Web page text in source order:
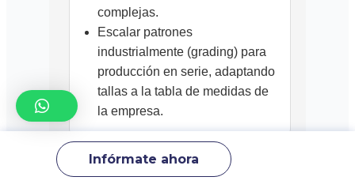
Infórmate ahora
complejas.
Escalar patrones
industrialmente (grading) para
producción en serie, adaptando
tallas a la tabla de medidas de
la empresa.
💻 Software y